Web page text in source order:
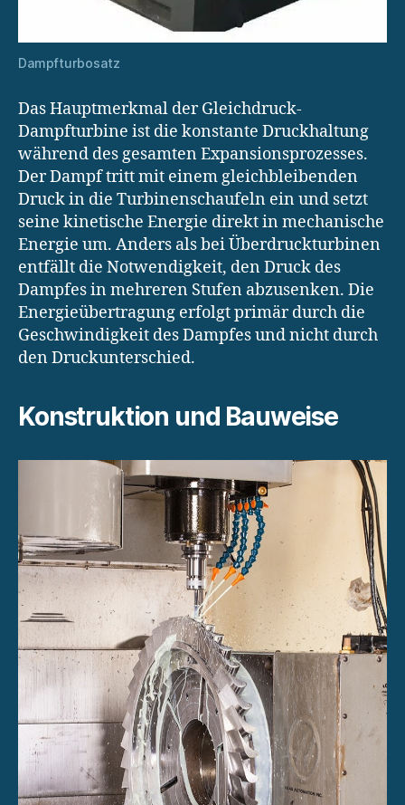
Dampfturbosatz
Das Hauptmerkmal der Gleichdruck-
Dampfturbine ist die konstante Druckhaltung
während des gesamten Expansionsprozesses.
Der Dampf tritt mit einem gleichbleibenden
Druck in die Turbinenschaufeln ein und setzt
seine kinetische Energie direkt in mechanische
Energie um. Anders als bei Überdruckturbinen
entfällt die Notwendigkeit, den Druck des
Dampfes in mehreren Stufen abzusenken. Die
Energieübertragung erfolgt primär durch die
Geschwindigkeit des Dampfes und nicht durch
den Druckunterschied.
Konstruktion und Bauweise